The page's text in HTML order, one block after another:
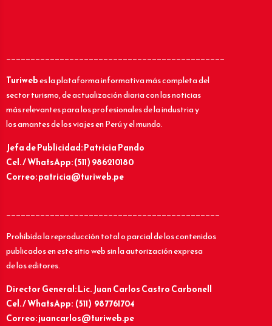
_____________________________________________
Turiwebes la plataforma informativa más completa del
sector turismo, de actualización diaria con las noticias
más relevantes para los profesionales de la industria y
los amantes de los viajes en Perú y el mundo.
Jefa de Publicidad: Patricia Pando
Cel. / WhatsApp: (511) 986210180
Correo: patricia@turiweb.pe
____________________________________________
Prohibida la reproducción total o parcial de los contenidos
publicados en este sitio web sin la autorización expresa
de los editores.
Director General: Lic.Juan Carlos Castro Carbonell
Cel. / WhatsApp: (511) 987761704
Correo: juancarlos@turiweb.pe